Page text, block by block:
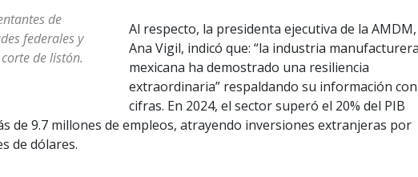
de
federales y
de listón.
Al respecto, la presidenta ejecutiva de la AMDM,
Ana Vigil, indicó que: “la industria
mexicana ha demostrado una resiliencia
extraordinaria” respaldando su información con
cifras. En 2024, el sector superó el 20% del PIB
de 9.7 millones de empleos, atrayendo inversiones extranjeras por
de dólares.